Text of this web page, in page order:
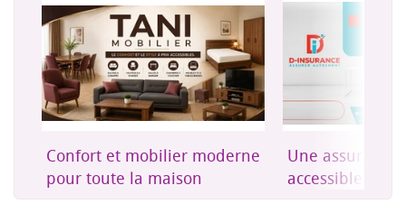
Confort et mobilier moderne
pour toute la maison
Une
accessible à